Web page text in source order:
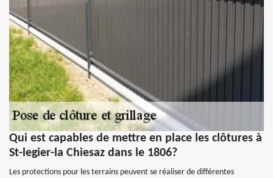
Qui est capables de mettre en place les clôtures à
St-legier-la Chiesaz dans le 1806?
Les protections pour les terrains peuvent se réaliser de différentes